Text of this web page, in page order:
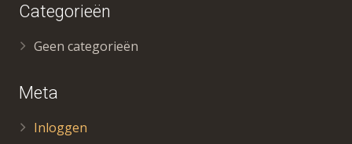
Informatie
Stokvis
Categorieën
Geen categorieën
Meta
Inloggen